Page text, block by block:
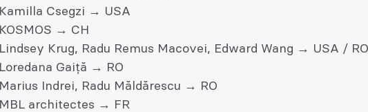
Kamilla Csegzi → USA
KOSMOS → CH
Lindsey Krug, Radu Remus Macovei, Edward Wang → USA /
Loredana Gaiță → RO
Marius Indrei, Radu Măldărescu → RO
MBL architectes → FR